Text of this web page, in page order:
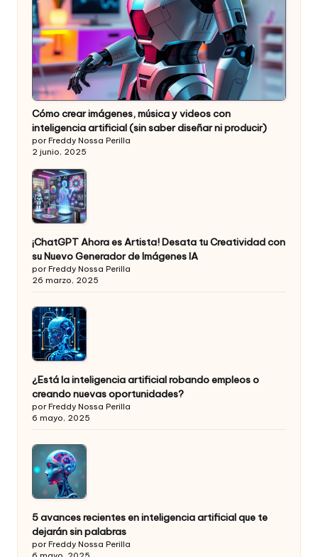
Cómo crear imágenes, música y videos con
inteligencia artificial (sin saber diseñar ni producir)
por Freddy Nossa Perilla
2 junio, 2025
¡ChatGPT Ahora es Artista! Desata tu Creatividad con
su Nuevo Generador de Imágenes IA
por Freddy Nossa Perilla
26 marzo, 2025
¿Está la inteligencia artificial robando empleos o
creando nuevas oportunidades?
por Freddy Nossa Perilla
6 mayo, 2025
5 avances recientes en inteligencia artificial que te
dejarán sin palabras
por Freddy Nossa Perilla